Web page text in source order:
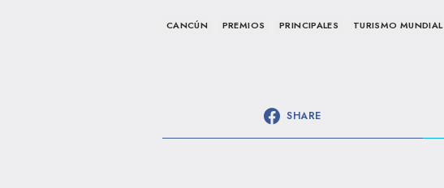
CANCÚN PREMIOS PRINCIPALES TURISMO MUNDIAL
SHARE